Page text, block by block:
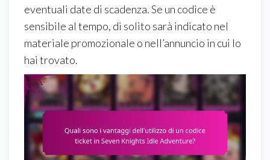
eventuali date di scadenza. Se un codice è
sensibile al tempo, di solito sarà indicato nel
materiale promozionale o nell’annuncio in cui lo
hai trovato.